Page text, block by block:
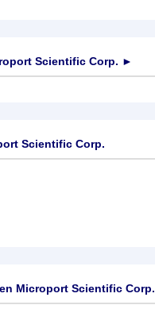
Scientific Corp. ►
Scientific Corp.
Microport Scientific Corp.